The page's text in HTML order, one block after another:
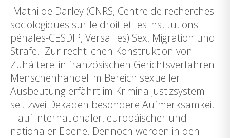
Mathilde Darley (CNRS, Centre de recherches
sociologiques sur le droit et les institutions
pénales-CESDIP, Versailles) Sex, Migration und
Strafe. Zur rechtlichen Konstruktion von
Zuhälterei in französischen Gerichtsverfahren
Menschenhandel im Bereich sexueller
Ausbeutung erfährt im Kriminaljustizsystem
seit zwei Dekaden besondere Aufmerksamkeit
– auf internationaler, europäischer und
nationaler Ebene. Dennoch werden in den